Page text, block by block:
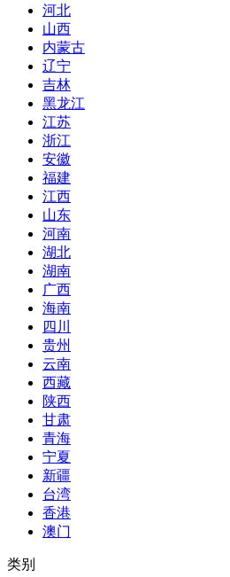
河北
山西
内蒙古
辽宁
吉林
黑龙江
江苏
浙江
安徽
福建
江西
山东
河南
湖北
湖南
广西
海南
四川
贵州
云南
西藏
陕西
甘肃
青海
宁夏
新疆
台湾
香港
澳门
类别